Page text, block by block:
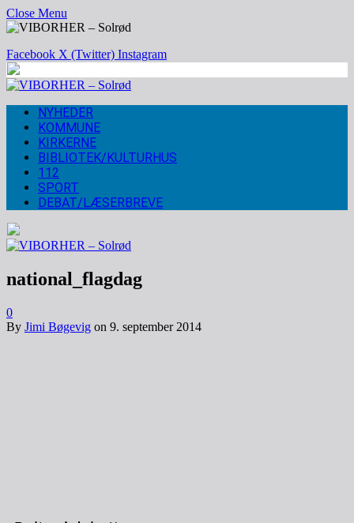
Close Menu
Facebook X (Twitter) Instagram
NYHEDER
KOMMUNE
KIRKERNE
BIBLIOTEK/KULTURHUS
112
SPORT
DEBAT/LÆSERBREVE
national_flagdag
0
By Jimi Bøgevig on 9. september 2014